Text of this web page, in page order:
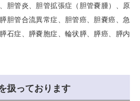
胆管炎、胆管拡張症（胆管嚢腫）、原
胆管合流異常症、胆管癌、胆嚢癌、急
石症、膵嚢胞症、輪状膵、膵癌、膵内
扱っております